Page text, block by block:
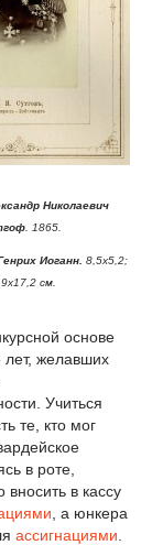
Николаевич
. 1865.
Иоганн. 8,5х5,2;
см.
основе
лет, желавших
Учиться
те, кто мог
в роте,
в кассу
, а юнкера
ассигнациями